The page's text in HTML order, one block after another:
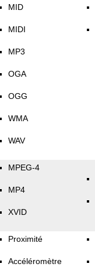
MID
MIDI
MP3
OGA
OGG
WMA
WAV
MPEG-4
MP4
XVID
Proximité
Accéléromètre